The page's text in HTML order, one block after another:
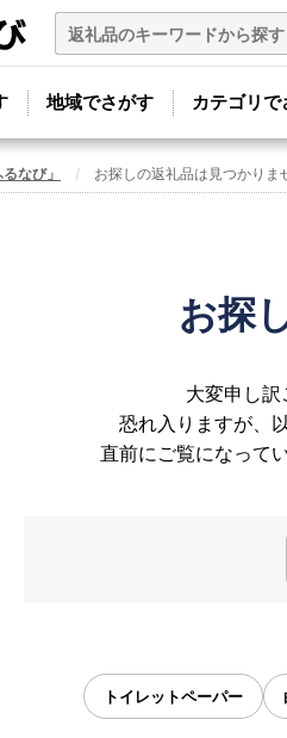
地域でさがす カテゴリで
なび」 お探しの返礼品は見つかりま
お探
大変申し訳
恐れ入りますが、
直前にご覧になって
トイレットペーパー